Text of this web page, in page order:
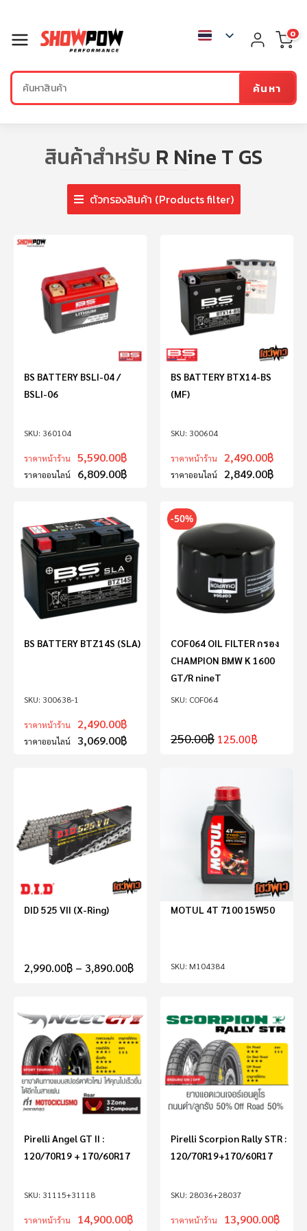
ค้นหา
0
สินค้าสำหรับ R Nine T GS
ตัวกรองสินค้า (Products filter)
360104
BS BATTERY BSLI-04 /
BSLI-06
ราคาหน้าร้าน 5,590.00฿
ราคาออนไลน์ 6,809.00฿
300604
BS BATTERY BTX14-BS
(MF)
ราคาหน้าร้าน 2,490.00฿
ราคาออนไลน์ 2,849.00฿
300638-1
BS BATTERY BTZ14S (SLA)
ราคาหน้าร้าน 2,490.00฿
ราคาออนไลน์ 3,069.00฿
-50%
COF064
COF064 OIL FILTER กรอง
CHAMPION BMW K 1600
GT/R nineT
250.00฿ 125.00฿
DID 525 VII (X-Ring)
2,990.00฿ – 3,890.00฿ M104384
MOTUL 4T 7100 15W50
31115+31118
Pirelli Angel GT II :
120/70R19 + 170/60R17
ราคาหน้าร้าน 14,900.00฿
28036+28037
Pirelli Scorpion Rally STR :
120/70R19+170/60R17
ราคาหน้าร้าน 13,900.00฿